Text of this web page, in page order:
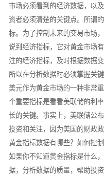
市场必须看到的经济数据，以
资者必须清楚的关键点。所谓
标。为了控制未来的交易市场
说到经济指标，它对黄金市场
注的经济指标，及时根据数据
所以在分析数据时必须掌握关键
美元作为黄金市场的一种非常
个重要指标是看看美联储的利
长的关键。事实上，美联储公
投资和关注，因为美国的财政
黄金指标数据有哪些？如何控
如果你不知道黄金指标是什么
据，分析数据的质量，帮助投